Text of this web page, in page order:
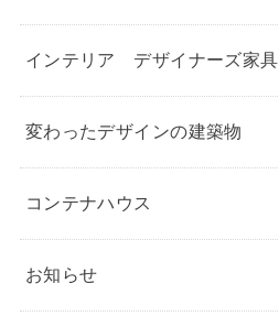
インテリア デザイナーズ家具
変わったデザインの建築物
コンテナハウス
お知らせ